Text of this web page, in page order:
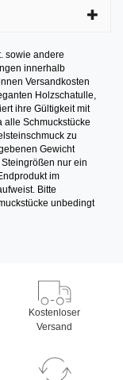
sowie andere
innerhalb
Versandkosten
Holzschatulle,
ihre Gültigkeit mit
alle Schmuckstücke
zu
Gewicht
nur ein
im
Bitte
unbedingt
Kostenloser
Versand